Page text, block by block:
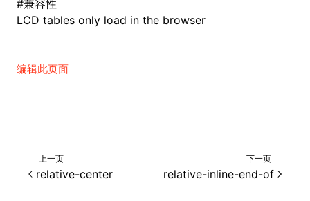
#兼容性
LCD tables only load in the browser
编辑此页面
上一页
relative-center
下一页
relative-inline-end-of